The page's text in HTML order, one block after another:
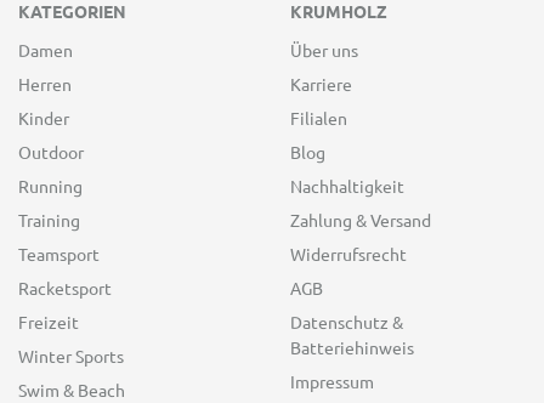
KATEGORIEN
Damen
Herren
Kinder
Outdoor
Running
Training
Teamsport
Racketsport
Freizeit
Winter Sports
Swim & Beach
KRUMHOLZ
Über uns
Karriere
Filialen
Blog
Nachhaltigkeit
Zahlung & Versand
Widerrufsrecht
AGB
Datenschutz &
Batteriehinweis
Impressum